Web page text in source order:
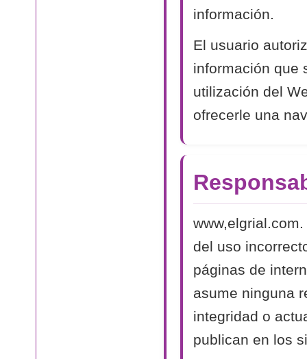
información.
El usuario
información que
utilización del
ofrecerle una
del uso
páginas de
asume ninguna
integridad o
publican en los